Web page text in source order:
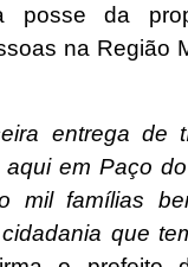
posse da
na Região
entrega de
em Paço
mil famílias
que